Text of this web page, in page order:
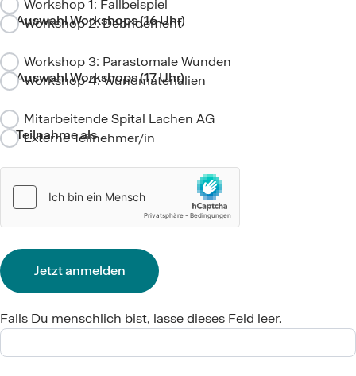
Auswahl Workshops (16 Uhr)
Workshop 1: Fallbeispiel
Workshop 2: Débridement
Auswahl Workshops (17 Uhr)
Workshop 3: Parastomale Wunden
Workshop 4: Wundmaterialien
Teilnahme als
Mitarbeitende Spital Lachen AG
Externe Teilnehmer/in
Jetzt anmelden
Falls Du menschlich bist, lasse dieses Feld leer.